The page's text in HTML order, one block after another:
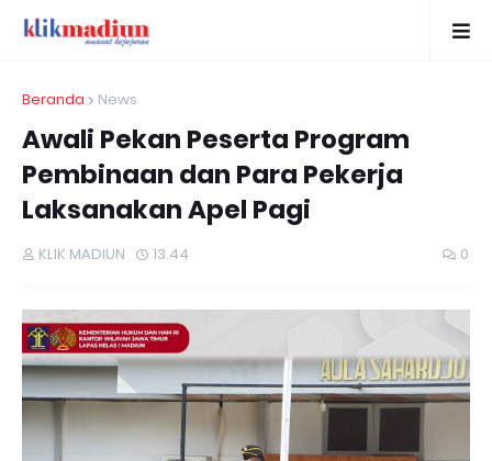
Beranda News
Awali Pekan Peserta Program
Pembinaan dan Para Pekerja
Laksanakan Apel Pagi
KLIK MADIUN 13.44 0